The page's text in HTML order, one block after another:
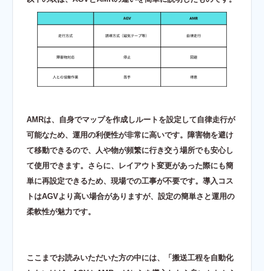
AMRは、自身でマップを作成しルートを設定して自律走行が
可能なため、運用の利便性が非常に高いです。障害物を避け
て移動できるので、人や物が頻繁に行き交う場所でも安心し
て使用できます。さらに、レイアウト変更があった際にも簡
単に再設定できるため、現場での工事が不要です。導入コス
トはAGVより高い場合がありますが、設定の簡単さと運用の
柔軟性が魅力です。
ここまでお読みいただいた方の中には、「搬送工程を自動化